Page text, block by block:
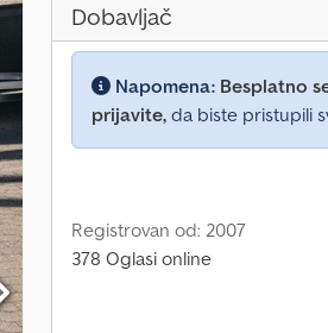
Dobavljač
Napomena: Besplatno
prijavite, da biste pristupili
Registrovan od: 2007
378 Oglasi online